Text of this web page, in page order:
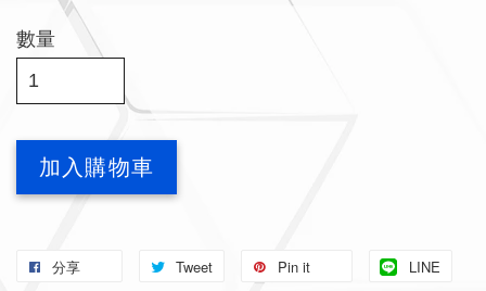
數量
加入購物車
分享 Tweet Pin it LINE